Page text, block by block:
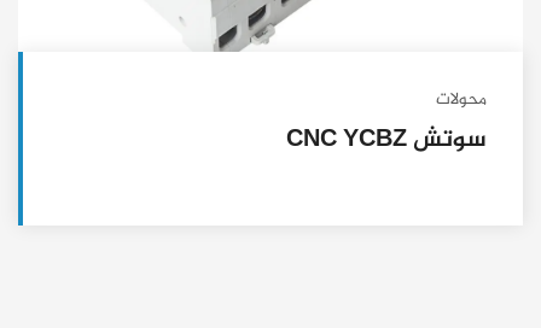
محولات
سوتش CNC YCBZ